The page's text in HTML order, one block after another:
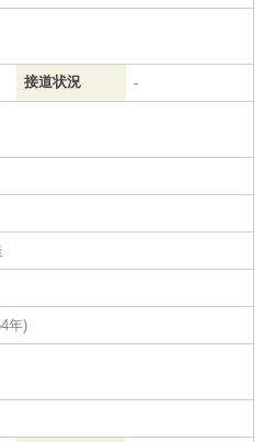
接道状況 -
年)